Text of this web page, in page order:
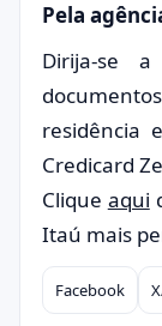
Pela
Dirija-se
residência
Credicard
Clique aqui
Itaú mais
Compartilhar
Facebook